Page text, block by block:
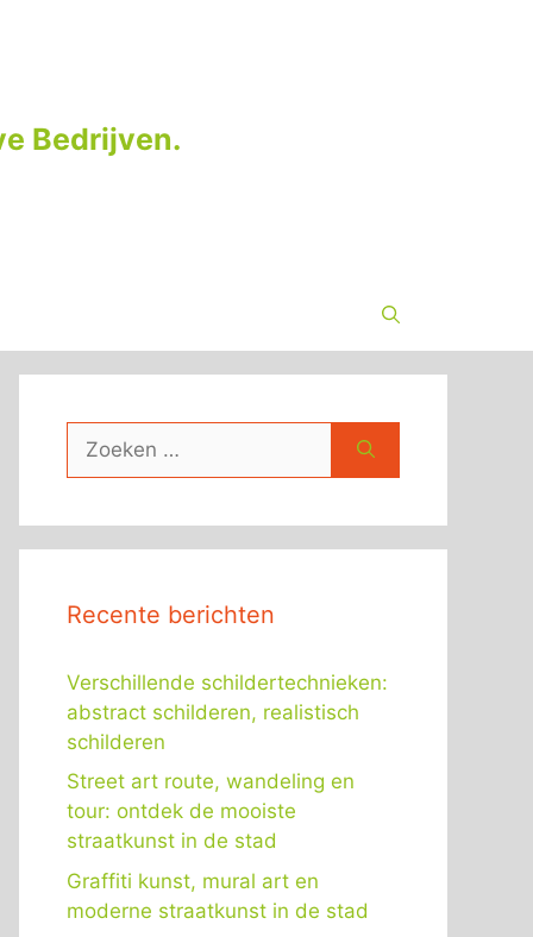
Bedrijven.
naar:
Recente berichten
Verschillende schildertechnieken:
abstract schilderen, realistisch
schilderen
Street art route, wandeling en
tour: ontdek de mooiste
straatkunst in de stad
Graffiti kunst, mural art en
moderne straatkunst in de stad